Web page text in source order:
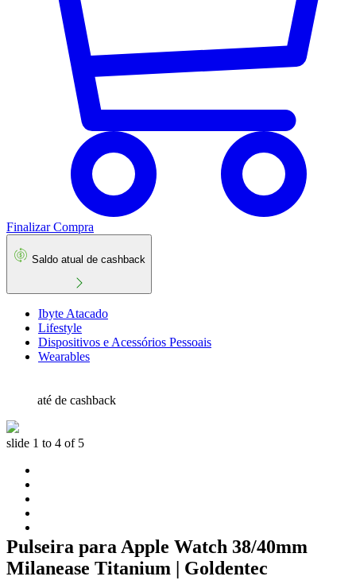
Finalizar Compra
Saldo atual de cashback
Ibyte Atacado
Lifestyle
Dispositivos e Acessórios Pessoais
Wearables
até de cashback
slide 1 to 4 of 5
Pulseira para Apple Watch 38/40mm
Milanease Titanium | Goldentec